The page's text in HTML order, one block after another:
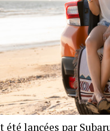
été lancées par